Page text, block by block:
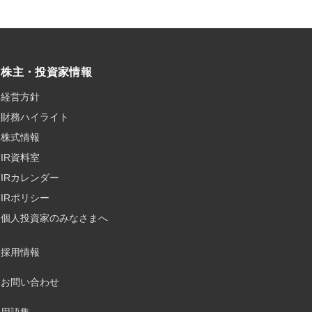
株主・投資家情報
経営方針
財務ハイライト
株式情報
IR資料室
IRカレンダー
IRポリシー
個人投資家のみなさまへ
採用情報
お問い合わせ